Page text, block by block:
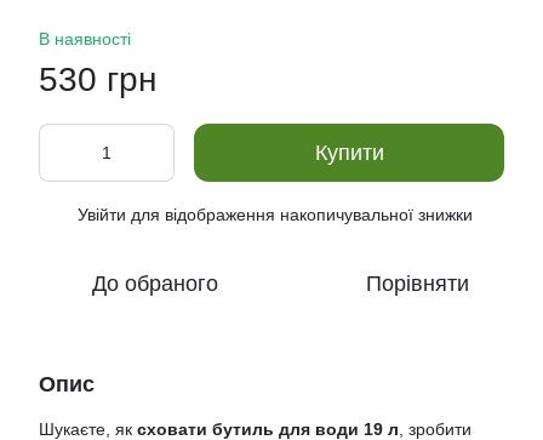
В наявності
530 грн
Купити
Увійти для відображення накопичувальної знижки
До обраного Порівняти
Опис
Шукаєте, як сховати бутиль для води 19 л , зробити